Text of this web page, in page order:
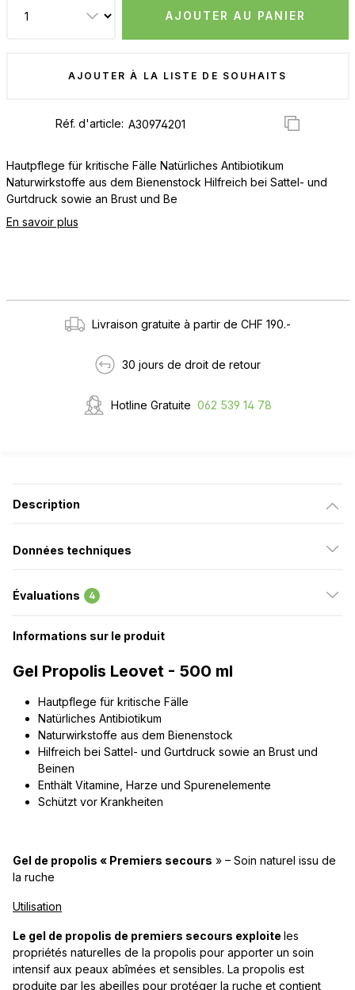
AJOUTER AU PANIER
AJOUTER À LA LISTE DE SOUHAITS
Réf. d'article:
Hautpflege für kritische Fälle Natürliches Antibiotikum
Naturwirkstoffe aus dem Bienenstock Hilfreich bei Sattel- und
Gurtdruck sowie an Brust und Be
En savoir plus
Livraison gratuite à partir de CHF 190.-
30 jours de droit de retour
Hotline Gratuite 062 539 14 78
Description
Données techniques
Évaluations 4
Informations sur le produit
Gel Propolis Leovet - 500 ml
Hautpflege für kritische Fälle
Natürliches Antibiotikum
Naturwirkstoffe aus dem Bienenstock
Hilfreich bei Sattel- und Gurtdruck sowie an Brust und
Beinen
Enthält Vitamine, Harze und Spurenelemente
Schützt vor Krankheiten
Gel de propolis « Premiers secours » – Soin naturel issu de
la ruche
Utilisation
Le gel de propolis de premiers secours exploite les
propriétés naturelles de la propolis pour apporter un soin
intensif aux peaux abîmées et sensibles. La propolis est
produite par les abeilles pour protéger la ruche et contient